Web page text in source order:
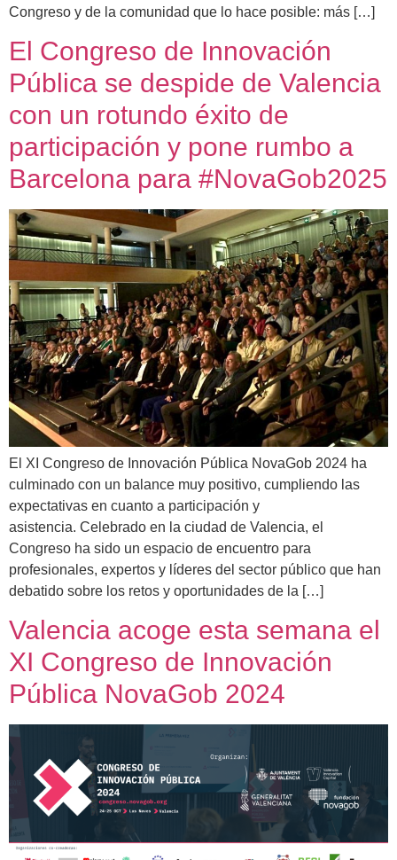
Congreso y de la comunidad que lo hace posible: más […]
El Congreso de Innovación
Pública se despide de Valencia
con un rotundo éxito de
participación y pone rumbo a
Barcelona para #NovaGob2025
El XI Congreso de Innovación Pública NovaGob 2024 ha
culminado con un balance muy positivo, cumpliendo las
expectativas en cuanto a participación y
asistencia. Celebrado en la ciudad de Valencia, el
Congreso ha sido un espacio de encuentro para
profesionales, expertos y líderes del sector público que han
debatido sobre los retos y oportunidades de la […]
Valencia acoge esta semana el
XI Congreso de Innovación
Pública NovaGob 2024